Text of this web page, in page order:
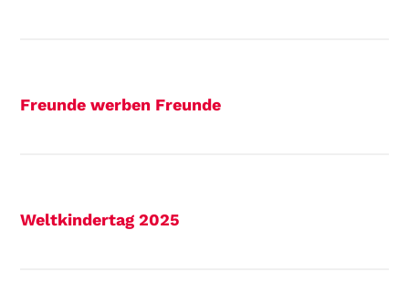
Freunde werben Freunde
Weltkindertag 2025